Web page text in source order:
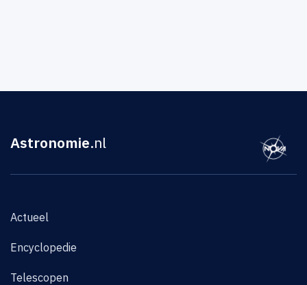
Astronomie.nl
Actueel
Encyclopedie
Telescopen